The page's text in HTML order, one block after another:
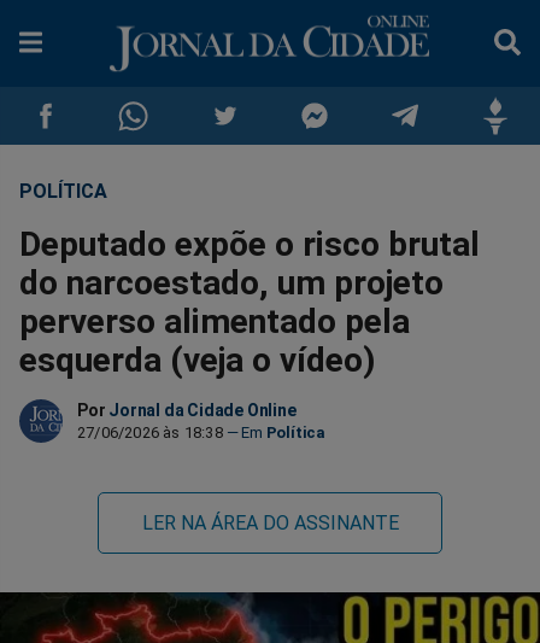
Compartilhar
no
Facebook
Compartilhar
no
Whatsapp
no
Twitter
no
Messenger
no
Telegram
POLÍTICA
Deputado expõe o risco brutal
do narcoestado, um projeto
perverso alimentado pela
esquerda (veja o vídeo)
Por Jornal da Cidade Online
27/06/2026 às 18:38 Política
LER NA ÁREA DO ASSINANTE